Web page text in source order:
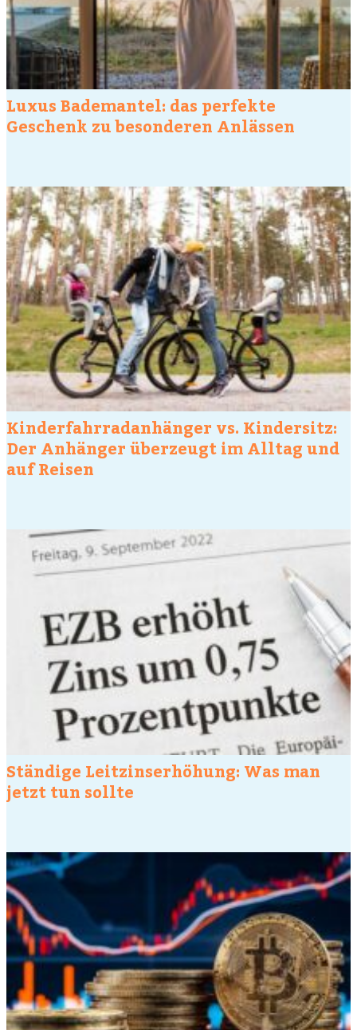
Luxus Bademantel: das perfekte
Geschenk zu besonderen Anlässen
Kinderfahrradanhänger vs. Kindersitz:
Der Anhänger überzeugt im Alltag und
auf Reisen
Ständige Leitzinserhöhung: Was man
jetzt tun sollte